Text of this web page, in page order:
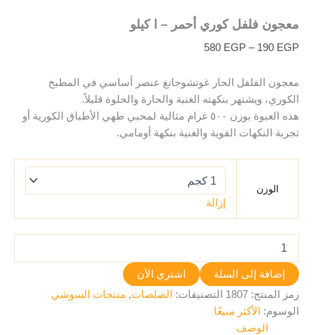
معجون فلفل كوري أحمر – ا كيلو
190 EGP
–
580 EGP
معجون الفلفل الحار غوتشوجانغ عنصر أساسي في المطبخ
الكوري، ويشتهر بنكهته الغنية والحارة والحلوة قليلاً.
هذه العبوة بوزن ٥٠٠ غرام مثالية لمحبي طهي الأطباق الكورية أو
تجربة النكهات القوية والغنية بنكهة أومامي.
الوزن
إزالة
إضافة إلى السلة
اشتري الآن
رمز المنتج: 1807 التصنيفات: الصلصات, منتجات السوشي
الوسوم:
الأكثر مبيعًا
الوصف